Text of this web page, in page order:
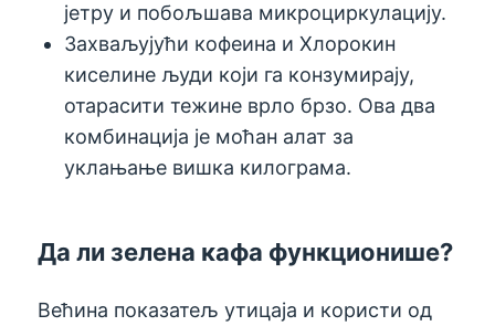
јетру и побољшава микроциркулацију.
Захваљујући кофеина и Хлорокин
киселине људи који га конзумирају,
отарасити тежине врло брзо. Ова два
комбинација је моћан алат за
уклањање вишка килограма.
Да ли зелена кафа функционише?
Већина показатељ утицаја и користи од